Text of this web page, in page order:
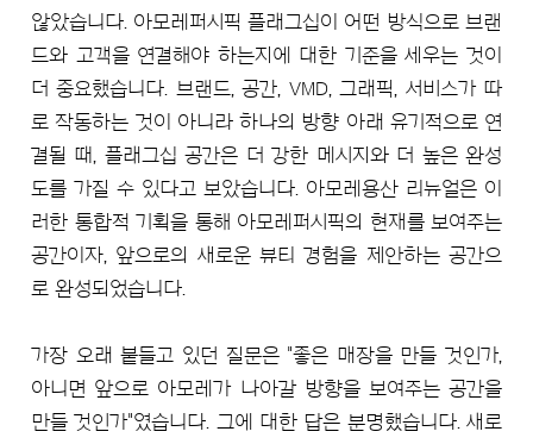
않았습니다. 아모레퍼시픽 플래그십이 어떤 방식으로 브랜
드와 고객을 연결해야 하는지에 대한 기준을 세우는 것이
더 중요했습니다. 브랜드, 공간, VMD, 그래픽, 서비스가 따
로 작동하는 것이 아니라 하나의 방향 아래 유기적으로 연
결될 때, 플래그십 공간은 더 강한 메시지와 더 높은 완성
도를 가질 수 있다고 보았습니다. 아모레용산 리뉴얼은 이
러한 통합적 기획을 통해 아모레퍼시픽의 현재를 보여주는
공간이자, 앞으로의 새로운 뷰티 경험을 제안하는 공간으
로 완성되었습니다.
가장 오래 붙들고 있던 질문은 "좋은 매장을 만들 것인가,
아니면 앞으로 아모레가 나아갈 방향을 보여주는 공간을
만들 것인가"였습니다. 그에 대한 답은 분명했습니다. 새로